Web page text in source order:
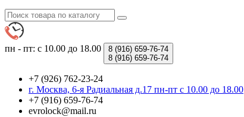
пн - пт: с 10.00 до 18.00 8 (916) 659-76-74
8 (916) 659-76-74
+7 (926) 762-23-24
г. Москва, 6-я Радиальная д.17 пн-пт с 10.00 до 18.00
+7 (916) 659-76-74
evrolock@mail.ru